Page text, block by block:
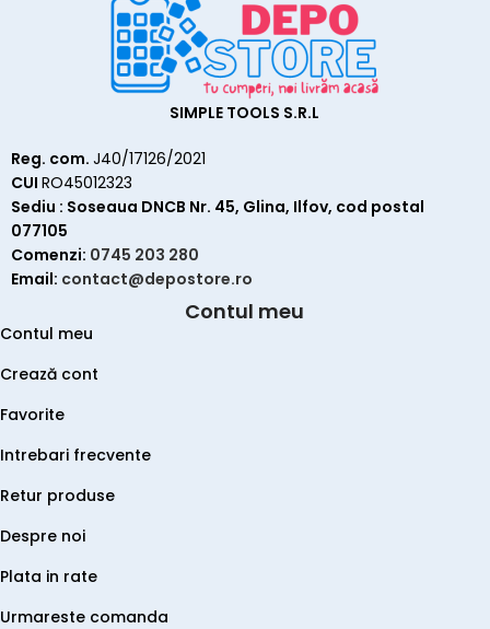
SIMPLE TOOLS S.R.L
Reg. com. J40/17126/2021
CUI RO45012323
Sediu : Soseaua DNCB Nr. 45, Glina, Ilfov, cod postal
077105
Comenzi: 0745 203 280
Email: contact@depostore.ro
Contul meu
Contul meu
Crează cont
Favorite
Intrebari frecvente
Retur produse
Despre noi
Plata in rate
Urmareste comanda